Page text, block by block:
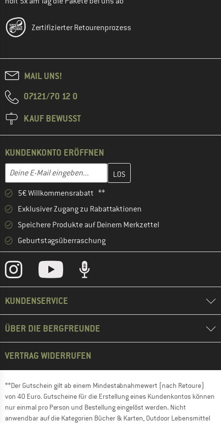
Zertifizierter Retourenprozess
MAIL UNS!
07121/70 12 0
KAUF BEWUSST
KUNDENKONTO ERÖFFNEN
E-Mail-Adresse
Gib hier deine E-Mail-Adresse ein und erstelle im nächsten
5€ Willkommensrabatt **
Exklusiver Zugang zu Rabattaktionen
Speichere Produkte auf Deinem Merkzettel
Geburtstagsüberraschung
KUNDENSERVICE
ÜBER DIE BERGFREUNDE
VERTRAG WIDERRUFEN
**Der Gutschein gilt ab einem Mindestabnahmewert (nach Retoure)
von 40 Euro. Gutscheine für die Erstellung eines Kundenkontos können
nur einmal pro Person und Bestellung eingelöst werden. Nicht
anwendbar auf die Kategorien Bücher & Karten, Outdoor Lebensmittel